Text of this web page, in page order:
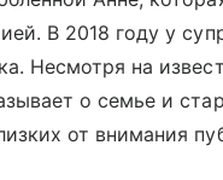
В 2018 году у
Несмотря на
о семье и
от внимания